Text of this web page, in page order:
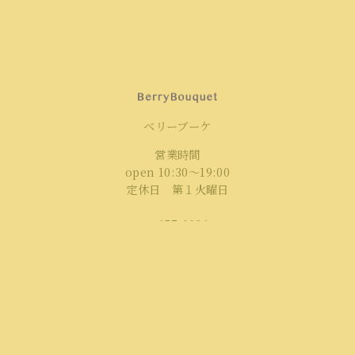
ベリーブーケ
営業時間
open 10:30～19:00
定休日 第１火曜日
〒657-0036